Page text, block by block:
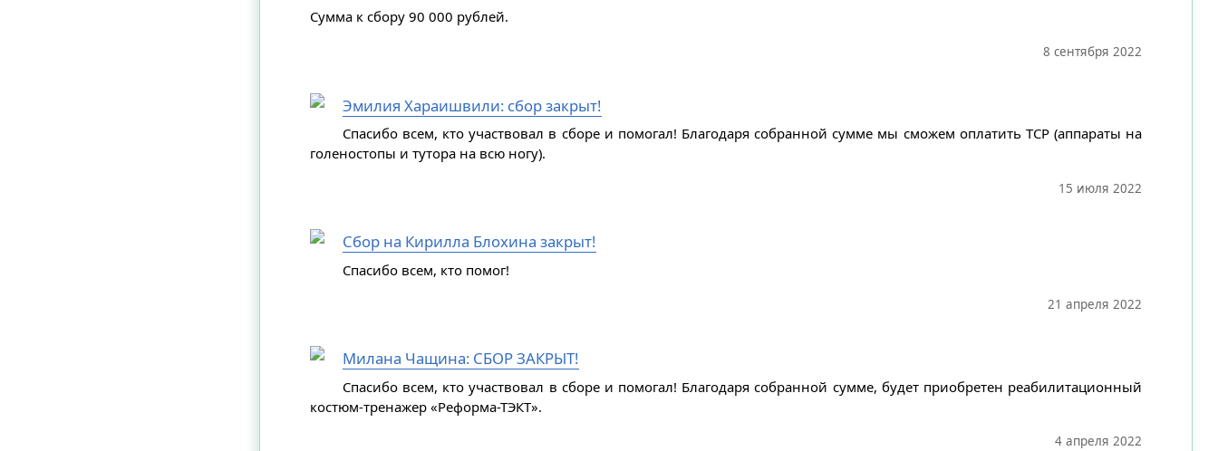
Сумма к сбору 90 000 рублей.
8 сентября 2022
Эмилия Хараишвили: сбор закрыт!
Спасибо всем, кто участвовал в сборе и помогал! Благодаря собранной сумме мы сможем оплатить ТСР (аппараты на
голеностопы и тутора на всю ногу).
15 июля 2022
Сбор на Кирилла Блохина закрыт!
Спасибо всем, кто помог!
21 апреля 2022
Милана Чащина: СБОР ЗАКРЫТ!
Спасибо всем, кто участвовал в сборе и помогал! Благодаря собранной сумме, будет приобретен реабилитационный
костюм-тренажер «Реформа-ТЭКТ».
4 апреля 2022